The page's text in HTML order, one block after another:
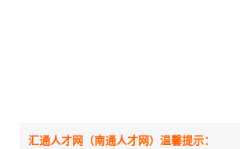
汇通人才网（南通人才网）温馨提示：